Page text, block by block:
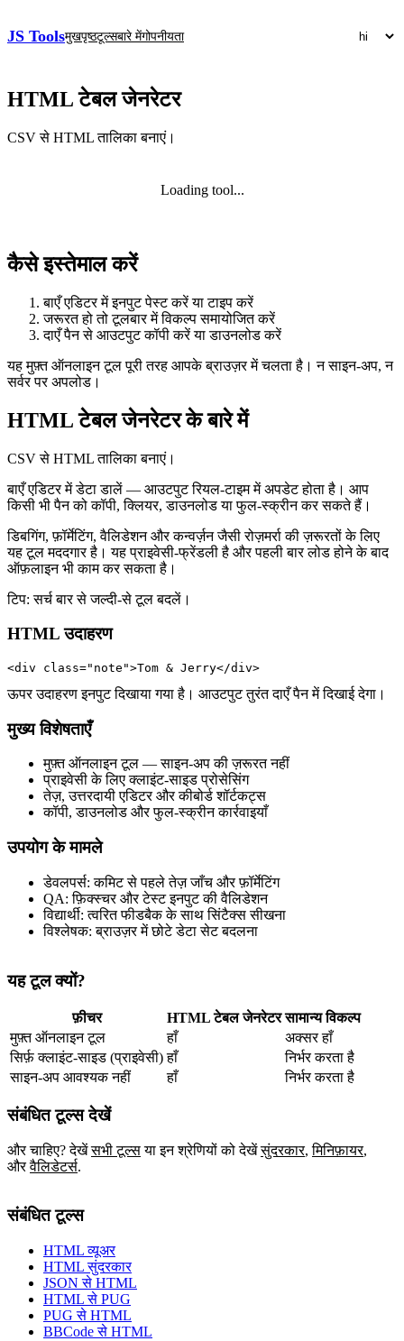
JS Toolsमुखपृष्ठटूल्सबारे मेंगोपनीयता
HTML टेबल जेनरेटर
CSV से HTML तालिका बनाएं।
Loading tool...
कैसे इस्तेमाल करें
बाएँ एडिटर में इनपुट पेस्ट करें या टाइप करें
जरूरत हो तो टूलबार में विकल्प समायोजित करें
दाएँ पैन से आउटपुट कॉपी करें या डाउनलोड करें
यह मुफ़्त ऑनलाइन टूल पूरी तरह आपके ब्राउज़र में चलता है। न साइन‑अप, न
सर्वर पर अपलोड।
HTML टेबल जेनरेटर के बारे में
CSV से HTML तालिका बनाएं।
बाएँ एडिटर में डेटा डालें — आउटपुट रियल‑टाइम में अपडेट होता है। आप
किसी भी पैन को कॉपी, क्लियर, डाउनलोड या फुल‑स्क्रीन कर सकते हैं।
डिबगिंग, फ़ॉर्मेटिंग, वैलिडेशन और कन्वर्ज़न जैसी रोज़मर्रा की ज़रूरतों के लिए
यह टूल मददगार है। यह प्राइवेसी‑फ्रेंडली है और पहली बार लोड होने के बाद
ऑफ़लाइन भी काम कर सकता है।
टिप: सर्च बार से जल्दी‑से टूल बदलें।
HTML उदाहरण
<div class="note">Tom & Jerry</div>
ऊपर उदाहरण इनपुट दिखाया गया है। आउटपुट तुरंत दाएँ पैन में दिखाई देगा।
मुख्य विशेषताएँ
मुफ़्त ऑनलाइन टूल — साइन‑अप की ज़रूरत नहीं
प्राइवेसी के लिए क्लाइंट‑साइड प्रोसेसिंग
तेज़, उत्तरदायी एडिटर और कीबोर्ड शॉर्टकट्स
कॉपी, डाउनलोड और फुल‑स्क्रीन कार्रवाइयाँ
उपयोग के मामले
डेवलपर्स: कमिट से पहले तेज़ जाँच और फ़ॉर्मेटिंग
QA: फ़िक्स्चर और टेस्ट इनपुट की वैलिडेशन
विद्यार्थी: त्वरित फीडबैक के साथ सिंटैक्स सीखना
विश्लेषक: ब्राउज़र में छोटे डेटा सेट बदलना
यह टूल क्यों?
फ़ीचर HTML टेबल जेनरेटर सामान्य विकल्प
मुफ़्त ऑनलाइन टूल
हाँ
अक्सर हाँ
सिर्फ़ क्लाइंट‑साइड (प्राइवेसी) हाँ
निर्भर करता है
साइन‑अप आवश्यक नहीं
हाँ निर्भर करता है
संबंधित टूल्स देखें
और चाहिए? देखें सभी टूल्स या इन श्रेणियों को देखें सुंदरकार,मिनिफ़ायर,
और वैलिडेटर्स.
संबंधित टूल्स
HTML व्यूअर
HTML सुंदरकार
JSON से HTML
HTML से PUG
PUG से HTML
BBCode से HTML